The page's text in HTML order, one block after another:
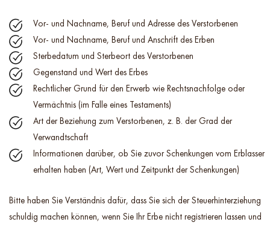
Vor- und Nachname, Beruf und Adresse des Verstorbenen
Vor- und Nachname, Beruf und Anschrift des Erben
Sterbedatum und Sterbeort des Verstorbenen
Gegenstand und Wert des Erbes
Rechtlicher Grund für den Erwerb wie Rechtsnachfolge oder
Vermächtnis (im Falle eines Testaments)
Art der Beziehung zum Verstorbenen, z. B. der Grad der
Verwandtschaft
Informationen darüber, ob Sie zuvor Schenkungen vom Erblasser
erhalten haben (Art, Wert und Zeitpunkt der Schenkungen)
Bitte haben Sie Verständnis dafür, dass Sie sich der Steuerhinterziehung
schuldig machen können, wenn Sie Ihr Erbe nicht registrieren lassen und